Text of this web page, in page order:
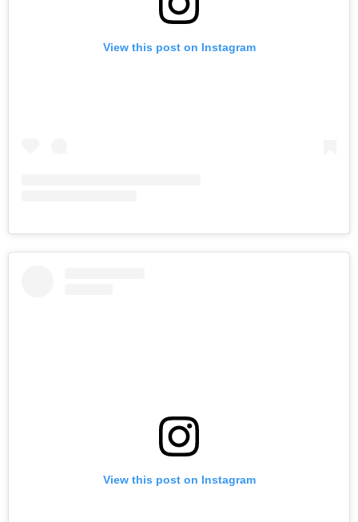
View this post on Instagram
View this post on Instagram